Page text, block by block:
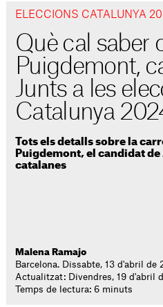
ELECCIONS CATALUNYA
Què cal saber
Puigdemont,
Junts a les
Catalunya
Tots els detalls sobre la
Puigdemont, el candidat
catalanes
Malena Ramajo
Barcelona. Dissabte, 13 d'abril de
Actualitzat: Divendres, 19 d'abril
Temps de lectura: 6 minuts